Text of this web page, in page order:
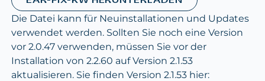
Die Datei kann für Neuinstallationen und Updates
verwendet werden. Sollten Sie noch eine Version
vor 2.0.47 verwenden, müssen Sie vor der
Installation von 2.2.60 auf Version 2.1.53
aktualisieren. Sie finden Version 2.1.53 hier: